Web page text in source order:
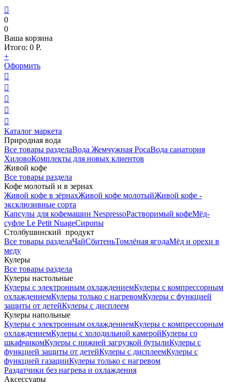

0
0
Ваша корзина
Итого: 0 Р.
+
Оформить





Каталог маркета
Природная вода
Все товары разделаВода Жемчужная РосаВода санатория
ХиловоКомплекты для новых клиентов
Живой кофе
Все товары раздела
Кофе молотый и в зернах
Живой кофе в зёрнахЖивой кофе молотыйЖивой кофе -
эксклюзивные сорта
Капсулы для кофемашин NespressoРастворимый кофеМёд-
суфле Le Petit NuageСиропы
Столбушинский продукт
Все товары разделаЧайСбитеньТомлёная ягодаМёд и орехи в
меду
Кулеры
Все товары раздела
Кулеры настольные
Кулеры с электронным охлаждениемКулеры с компрессорным
охлаждениемКулеры только с нагревомКулеры с функцией
защиты от детейКулеры с дисплеем
Кулеры напольные
Кулеры с электронным охлаждениемКулеры с компрессорным
охлаждениемКулеры с холодильной камеройКулеры со
шкафчикомКулеры с нижней загрузкой бутылиКулеры с
функцией защиты от детейКулеры с дисплеемКулеры с
функцией газацииКулеры только с нагревом
Раздатчики без нагрева и охлаждения
Аксессуары